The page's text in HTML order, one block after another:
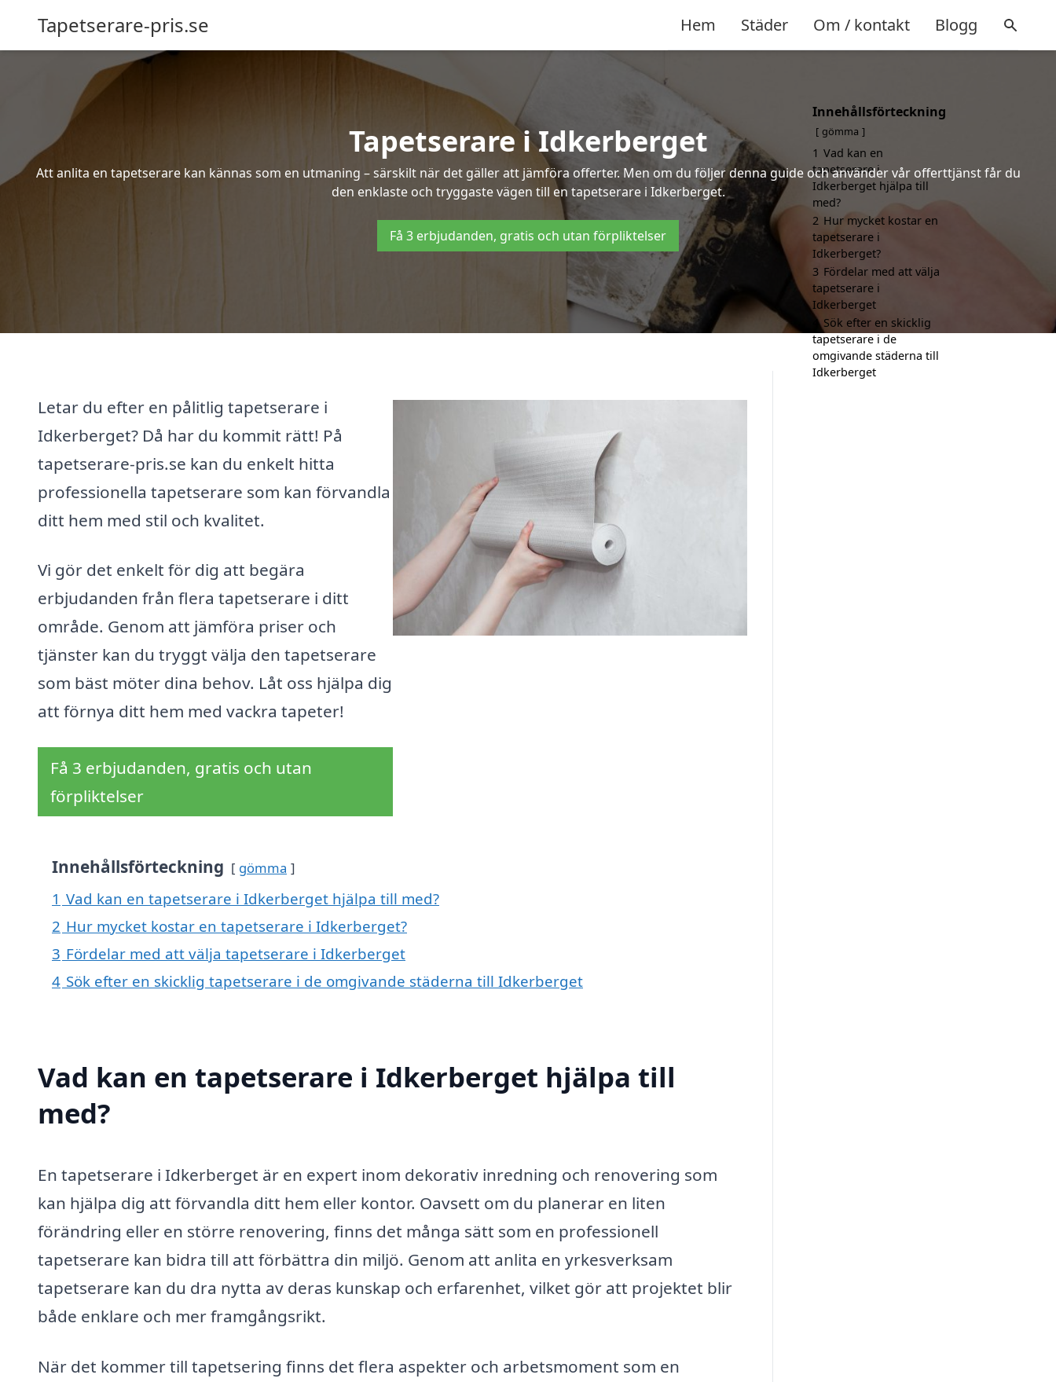
Tapetserare-pris.se Hem Städer Om / kontakt Blogg
Tapetserare i Idkerberget
Att anlita en tapetserare kan kännas som en utmaning – särskilt när det gäller att jämföra offerter. Men om du följer denna guide och använder vår offerttjänst får du
den enklaste och tryggaste vägen till en tapetserare i Idkerberget.
Få 3 erbjudanden, gratis och utan förpliktelser
Letar du efter en pålitlig tapetserare i
Idkerberget? Då har du kommit rätt! På
tapetserare-pris.se kan du enkelt hitta
professionella tapetserare som kan förvandla
ditt hem med stil och kvalitet.
Vi gör det enkelt för dig att begära
erbjudanden från flera tapetserare i ditt
område. Genom att jämföra priser och
tjänster kan du tryggt välja den tapetserare
som bäst möter dina behov. Låt oss hjälpa dig
att förnya ditt hem med vackra tapeter!
Få 3 erbjudanden, gratis och utan
förpliktelser
Innehållsförteckning gömma
1 Vad kan en tapetserare i Idkerberget hjälpa till med?
2 Hur mycket kostar en tapetserare i Idkerberget?
3 Fördelar med att välja tapetserare i Idkerberget
4 Sök efter en skicklig tapetserare i de omgivande städerna till Idkerberget
Vad kan en tapetserare i Idkerberget hjälpa till
med?
En tapetserare i Idkerberget är en expert inom dekorativ inredning och renovering som
kan hjälpa dig att förvandla ditt hem eller kontor. Oavsett om du planerar en liten
förändring eller en större renovering, finns det många sätt som en professionell
tapetserare kan bidra till att förbättra din miljö. Genom att anlita en yrkesverksam
tapetserare kan du dra nytta av deras kunskap och erfarenhet, vilket gör att projektet blir
både enklare och mer framgångsrikt.
När det kommer till tapetsering finns det flera aspekter och arbetsmoment som en
Innehållsförteckning
gömma
1 Vad kan en
tapetserare i
Idkerberget hjälpa till
med?
2 Hur mycket kostar en
tapetserare i
Idkerberget?
3 Fördelar med att välja
tapetserare i
Idkerberget
4 Sök efter en skicklig
tapetserare i de
omgivande städerna till
Idkerberget